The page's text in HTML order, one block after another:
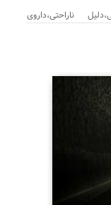
ناراحتی،داروی